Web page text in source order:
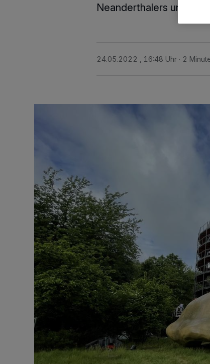
Neanderthalers und
24.05.2022 , 16:48 Uhr 2